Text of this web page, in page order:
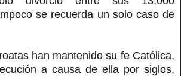
se recuerda un solo caso de
han mantenido su fe Católica,
a causa de ella por siglos,